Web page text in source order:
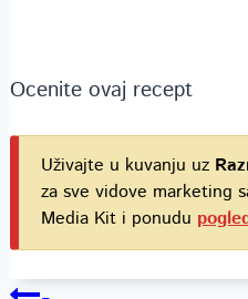
Ocenite ovaj recept
Uživajte u kuvanju uz
za sve vidove marketing
Media Kit i ponudu